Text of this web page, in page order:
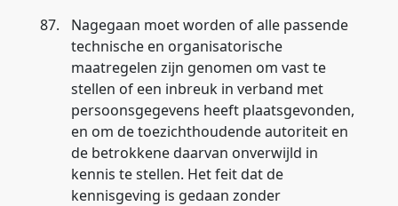
87.
Nagegaan moet worden of alle passende
technische en organisatorische
maatregelen zijn genomen om vast te
stellen of een inbreuk in verband met
persoonsgegevens heeft plaatsgevonden,
en om de toezichthoudende autoriteit en
de betrokkene daarvan onverwijld in
kennis te stellen. Het feit dat de
kennisgeving is gedaan zonder